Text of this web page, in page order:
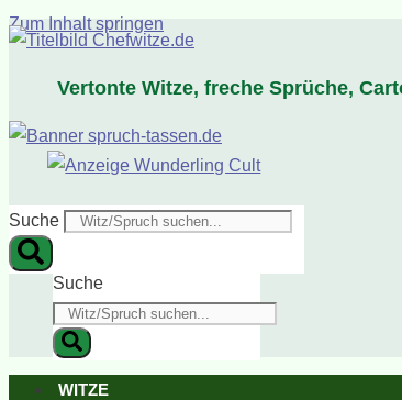
Zum Inhalt springen
Vertonte Witze, freche Sprüche,
Suche
Suche
WITZE